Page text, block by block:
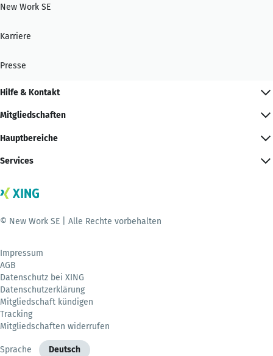
New Work SE
Karriere
Presse
Hilfe & Kontakt
Mitgliedschaften
Hauptbereiche
Services
© New Work SE | Alle Rechte vorbehalten
Impressum
AGB
Datenschutz bei XING
Datenschutzerklärung
Mitgliedschaft kündigen
Tracking
Mitgliedschaften widerrufen
Sprache Deutsch